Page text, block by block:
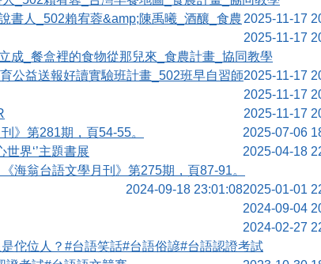
2025-11-17
書人_502賴宥蓉&amp;陳禹曦_酒釀_食農
2025-11-17
成_餐盒裡的食物從那兒來_食農計畫_協同教學
2025-11-17
公益送報好讀實驗班計畫_502班早自習師
2025-11-17
2025-11-17
》第281期，頁54-55。
2025-07-06
世界‘’主題書展
2025-04-18
海翁台語文學月刊》第275期，頁87-91。
2025-01-01
2024-09-18 23:01:08
2024-09-04
2024-02-27
佗位人？#台語笑話#台語俗諺#台語認證考試